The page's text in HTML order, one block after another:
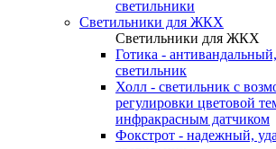
светильники
Светильники для ЖКХ
Светильники для ЖКХ
Готика -
светильник
Холл - светильник с
регулировки цветовой
инфракрасным датчиком
Фокстрот - надежный,